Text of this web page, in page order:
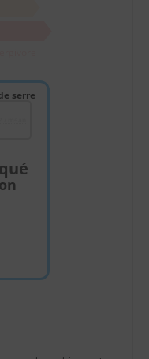
serre